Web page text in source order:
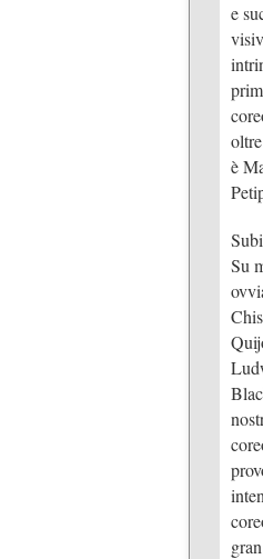
e
è
Su